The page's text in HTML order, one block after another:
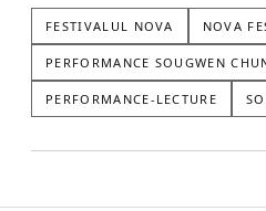
FESTIVALUL NOVA NOVA
PERFORMANCE SOUGWEN
PERFORMANCE-LECTURE